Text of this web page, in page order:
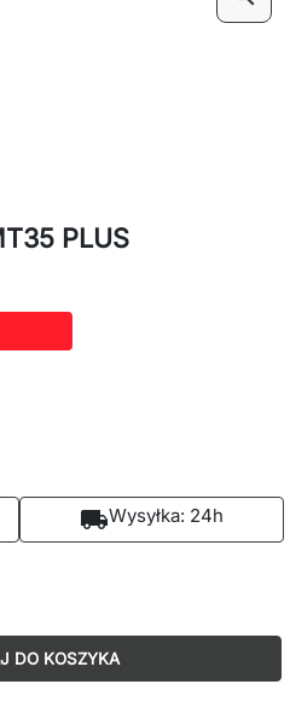
PLUS
local_shippingWysyłka: 24h
DO KOSZYKA